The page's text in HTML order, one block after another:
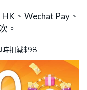
、Wechat Pay、
。
時扣減$98